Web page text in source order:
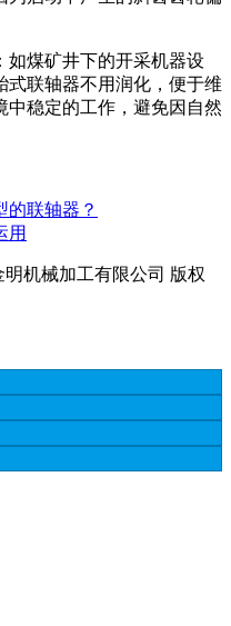
如煤矿井下的开采机器设
式联轴器不用润化，便于维
中稳定的工作，避免因自然
的联轴器？
用
明机械加工有限公司 版权